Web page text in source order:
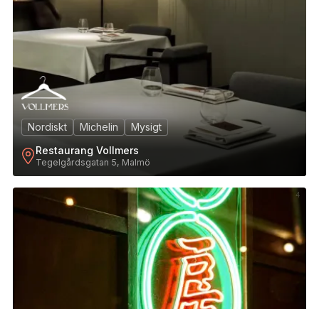
Nordiskt Michelin
Mysigt
Restaurang Vollmers
Tegelgårdsgatan 5, Malmö
4